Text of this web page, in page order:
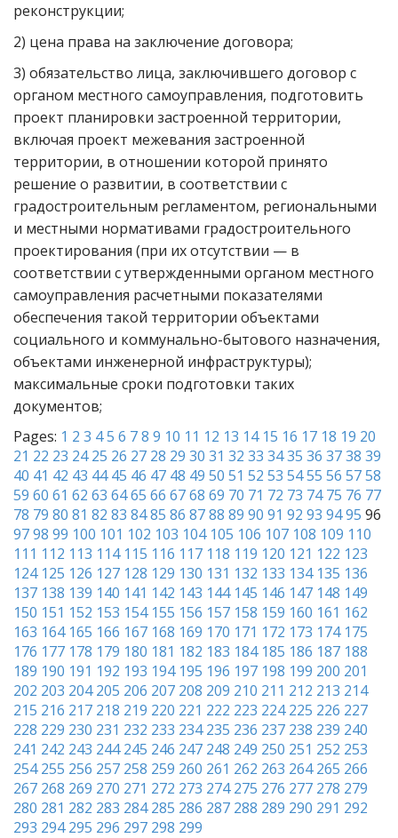
реконструкции;
2) цена права на заключение договора;
3) обязательство лица, заключившего договор с
органом местного самоуправления, подготовить
проект планировки застроенной территории,
включая проект межевания застроенной
территории, в отношении которой принято
решение о развитии, в соответствии с
градостроительным регламентом, региональными
и местными нормативами градостроительного
проектирования (при их отсутствии — в
соответствии с утвержденными органом местного
самоуправления расчетными показателями
обеспечения такой территории объектами
социального и коммунально-бытового назначения,
объектами инженерной инфраструктуры);
максимальные сроки подготовки таких
документов;
Pages: 1 2 3 45 6 78 9 10 11 12 13 14 15 16 17 18 19 20
21 22 23 24 25 26 27 28 29 30 31 32 33 3435 36 3738 39
40 41 42 43 44 45 46 47 48 49 50 51 52 53 5455 56 5758
59 60 61 62 63 6465 66 6768 69 70 71 72 73 74 75 76 77
78 79 80 81 82 83 8485 86 8788 89 90 91 92 93 9495 96
9798 99 100 101 102 103 104 105 106 107 108 109 110
111 112 113 114 115 116 117 118 119 120 121 122 123
124 125 126 127 128 129 130 131 132 133 134 135 136
137 138 139 140 141 142 143 144 145 146 147 148 149
150 151 152 153 154 155 156 157 158 159 160 161 162
163 164 165 166 167 168 169 170 171 172 173 174 175
176 177 178 179 180 181 182 183 184 185 186 187 188
189 190 191 192 193 194 195 196 197 198 199 200 201
202 203 204 205 206 207 208 209 210 211 212 213 214
215 216 217 218 219 220 221 222 223 224 225 226 227
228 229 230 231 232 233 234 235 236 237 238 239 240
241 242 243 244 245 246 247 248 249 250 251 252 253
254 255 256 257 258 259 260 261 262 263 264 265 266
267 268 269 270 271 272 273 274 275 276 277 278 279
280 281 282 283 284 285 286 287 288 289 290 291 292
293 294 295 296 297 298 299